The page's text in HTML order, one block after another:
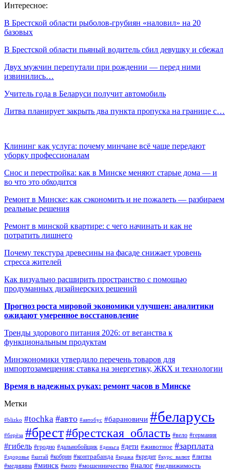
Интересное:
В Брестской области рыболов-грубиян «наловил» на 20
базовых
В Брестской области пьяный водитель сбил девушку и сбежал
Двух мужчин перепутали при рождении — перед ними
извинились…
Учитель года в Беларуси получит автомобиль
Литва планирует закрыть два пункта пропуска на границе с…
Клининг как услуга: почему минчане всё чаще передают
уборку профессионалам
Снос и перестройка: как в Минске меняют старые дома — и
во что это обходится
Ремонт в Минске: как сэкономить и не пожалеть — разбираем
реальные решения
Ремонт в минской квартире: с чего начинать и как не
потратить лишнего
Почему текстура древесины на фасаде снижает уровень
стресса жителей
Как визуально расширить пространство с помощью
продуманных дизайнерских решений
Прогноз роста мировой экономики улучшен: аналитики
ожидают умеренное восстановление
Тренды здорового питания 2026: от веганства к
функциональным продуктам
Минэкономики утвердило перечень товаров для
импортозамещения: ставка на энергетику, ЖКХ и технологии
Время в надежных руках: ремонт часов в Минске
Метки
#blizko #tochka #авто #автобус #барановичи #беларусь
#берёза #брест#брестская_область #вело #германия
#гибель #гродно #дальнобойщик #деньга #дети #животное #зарплата
#здоровье #китай #кобрин #контрабанда #кража #кредит #курс_валют #литва
#медицина #минск #мото #мошенничество #налог #недвижимость